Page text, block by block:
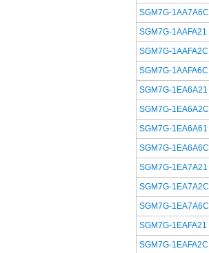
SGM7G-1AA7A6C
SGM7G-1AAFA21
SGM7G-1AAFA2C
SGM7G-1AAFA6C
SGM7G-1EA6A21
SGM7G-1EA6A2C
SGM7G-1EA6A61
SGM7G-1EA6A6C
SGM7G-1EA7A21
SGM7G-1EA7A2C
SGM7G-1EA7A6C
SGM7G-1EAFA21
SGM7G-1EAFA2C